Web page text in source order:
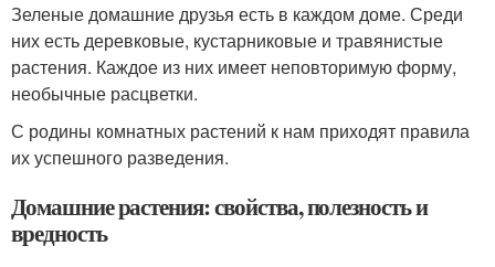
Зеленые домашние друзья есть в каждом доме. Среди
них есть деревковые, кустарниковые и травянистые
растения. Каждое из них имеет неповторимую форму,
необычные расцветки.
С родины комнатных растений к нам приходят правила
их успешного разведения.
Домашние растения: свойства, полезность и
вредность